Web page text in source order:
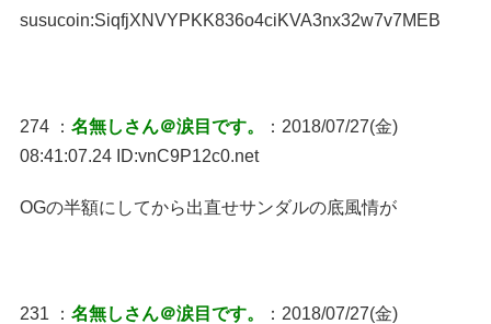
susucoin:SiqfjXNVYPKK836o4ciKVA3nx32w7v7MEB
274 ： 名無しさん＠涙目です。
：2018/07/27(金)
08:41:07.24 ID:vnC9P12c0.net
OGの半額にしてから出直せサンダルの底風情が
231 ： 名無しさん＠涙目です。
：2018/07/27(金)